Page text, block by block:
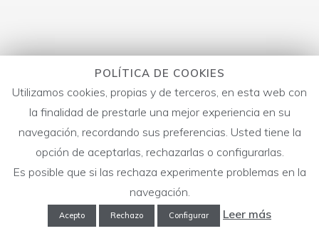
POLÍTICA DE COOKIES
Utilizamos cookies, propias y de terceros, en esta web con
la finalidad de prestarle una mejor experiencia en su
navegación, recordando sus preferencias. Usted tiene la
opción de aceptarlas, rechazarlas o configurarlas.
Es posible que si las rechaza experimente problemas en la
navegación.
Acepto Rechazo Configurar Leer más